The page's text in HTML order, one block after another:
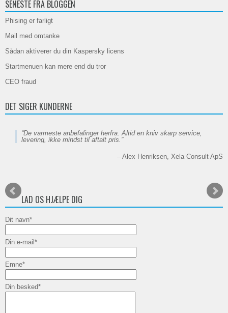
SENESTE FRA BLOGGEN
Phising er farligt
Mail med omtanke
Sådan aktiverer du din Kaspersky licens
Startmenuen kan mere end du tror
CEO fraud
DET SIGER KUNDERNE
De varmeste anbefalinger herfra. Altid en kniv skarp service,
levering, ikke mindst til aftalt pris.
Alex Henriksen Xela Consult ApS
LAD OS HJÆLPE DIG
Dit navn*
Din e-mail*
Emne*
Din besked*